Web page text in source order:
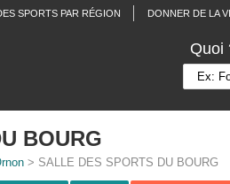
SPORTS PAR RÉGION DONNER DE LA
Quoi
BOURG
> SALLE DES SPORTS DU BOURG